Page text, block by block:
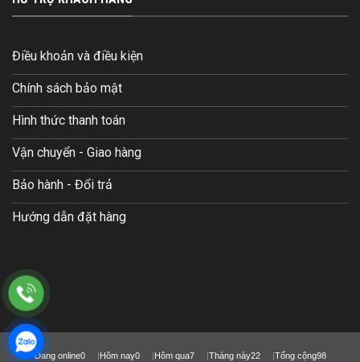
Điều khoản và điều kiện
Chính sách bảo mật
Hình thức thanh toán
Vận chuyển - Giao hàng
Bảo hành - Đổi trả
Hướng dẫn đặt hàng
Đang online0 Hôm nay0 Hôm qua7 Tháng này22 Tổng cộng98